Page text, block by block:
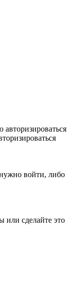
авторизироваться
войти, либо
или сделайте это